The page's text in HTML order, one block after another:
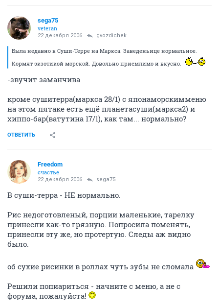
sega75
veteran
22 декабря 2006 gvozdichek
Была недавно в Суши-Терре на Маркса. Заведеньице нормальное.
Кормят экзотикой морской. Довольно приемлимо и вкусно.
-звучит заманчива
кроме сушитерра(маркса 28/1) с японаморскимменю
на этом пятаке есть ещё планетасуши(маркса2) и
хиппо-бар(ватутина 17/1), как там... нормально?
ОТВЕТИТЬ
Freedom
счастье
22 декабря 2006 sega75
В суши-терра - НЕ нормально.
Рис недоготовленый, порции маленькие, тарелку
принесли как-то грязную. Попросила поменять,
принесли эту же, но протертую. Следы аж видно
было.
об сухие рисинки в роллах чуть зубы не сломала
Решили попиариться - начните с меню, а не с
форума, пожалуйста!